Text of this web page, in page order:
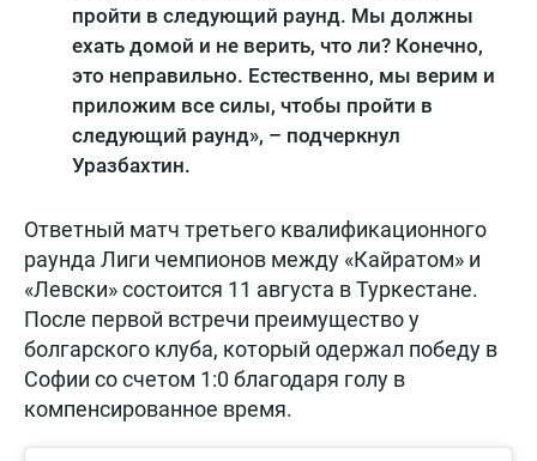
пройти в следующий раунд. Мы должны
ехать домой и не верить, что ли? Конечно,
это неправильно. Естественно, мы верим и
приложим все силы, чтобы пройти в
следующий раунд», – подчеркнул
Уразбахтин.
Ответный матч третьего квалификационного
раунда Лиги чемпионов между «Кайратом» и
«Левски» состоится 11 августа в Туркестане.
После первой встречи преимущество у
болгарского клуба, который одержал победу в
Софии со счетом 1:0 благодаря голу в
компенсированное время.